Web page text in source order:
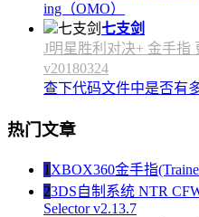
ing（OMO）
七支剑
J明星胜利对决+ 金手指
v20180324
查下代码文件中是否有
热门文章
1 XBOX360金手指
23DS自制系统 NTR
Selector v2.13.7